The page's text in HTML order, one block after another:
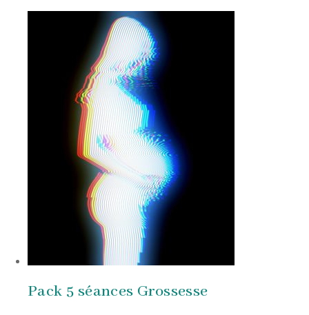
Pack 5 séances Grossesse